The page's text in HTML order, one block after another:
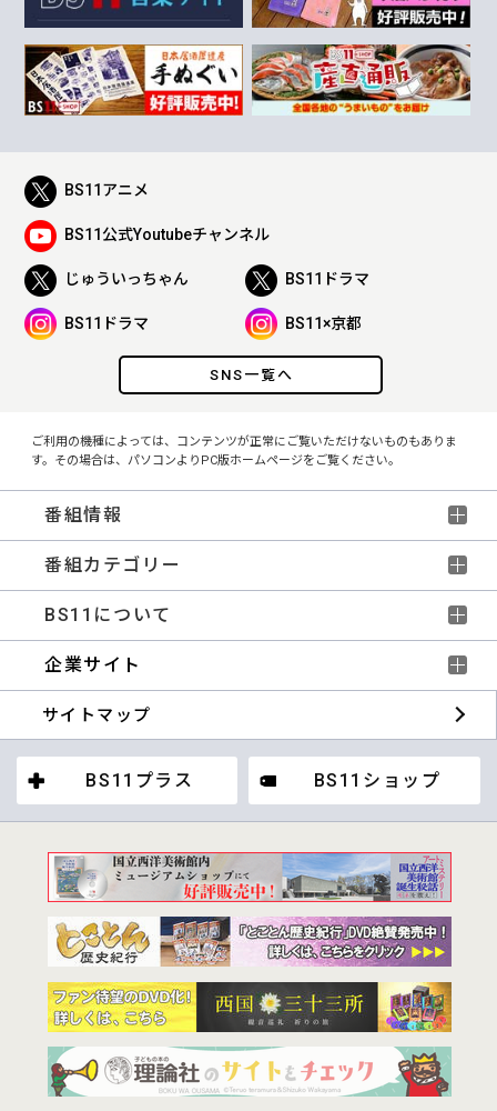
SNS一覧へ
BS11アニメ
BS11公式Youtubeチャンネル
じゅういっちゃん BS11ドラマ
BS11ドラマ BS11×京都
ご利用の機種によっては、コンテンツが正常にご覧いただけないものもありま
す。その場合は、パソコンよりPC版ホームページをご覧ください。
番組情報
番組カテゴリー
BS11について
企業サイト
サイトマップ
BS11プラス BS11ショップ